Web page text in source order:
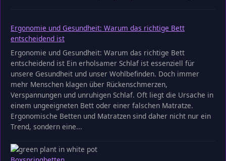
Ergonomie und Gesundheit: Warum das richtige Bett
entscheidend ist
Ergonomie und Gesundheit: Warum das richtige Bett
entscheidend ist Ein erholsamer Schlaf ist essenziell für
unsere Gesundheit und unser Wohlbefinden. Doch immer
mehr Menschen klagen über Rückenschmerzen,
Verspannungen und unruhigen Schlaf. Oft liegt die Ursache in
einem ungeeigneten Bett oder einer falschen Matratze.
Ergonomische Betten und Matratzen sind daher nicht nur ein
Trend, sondern eine...